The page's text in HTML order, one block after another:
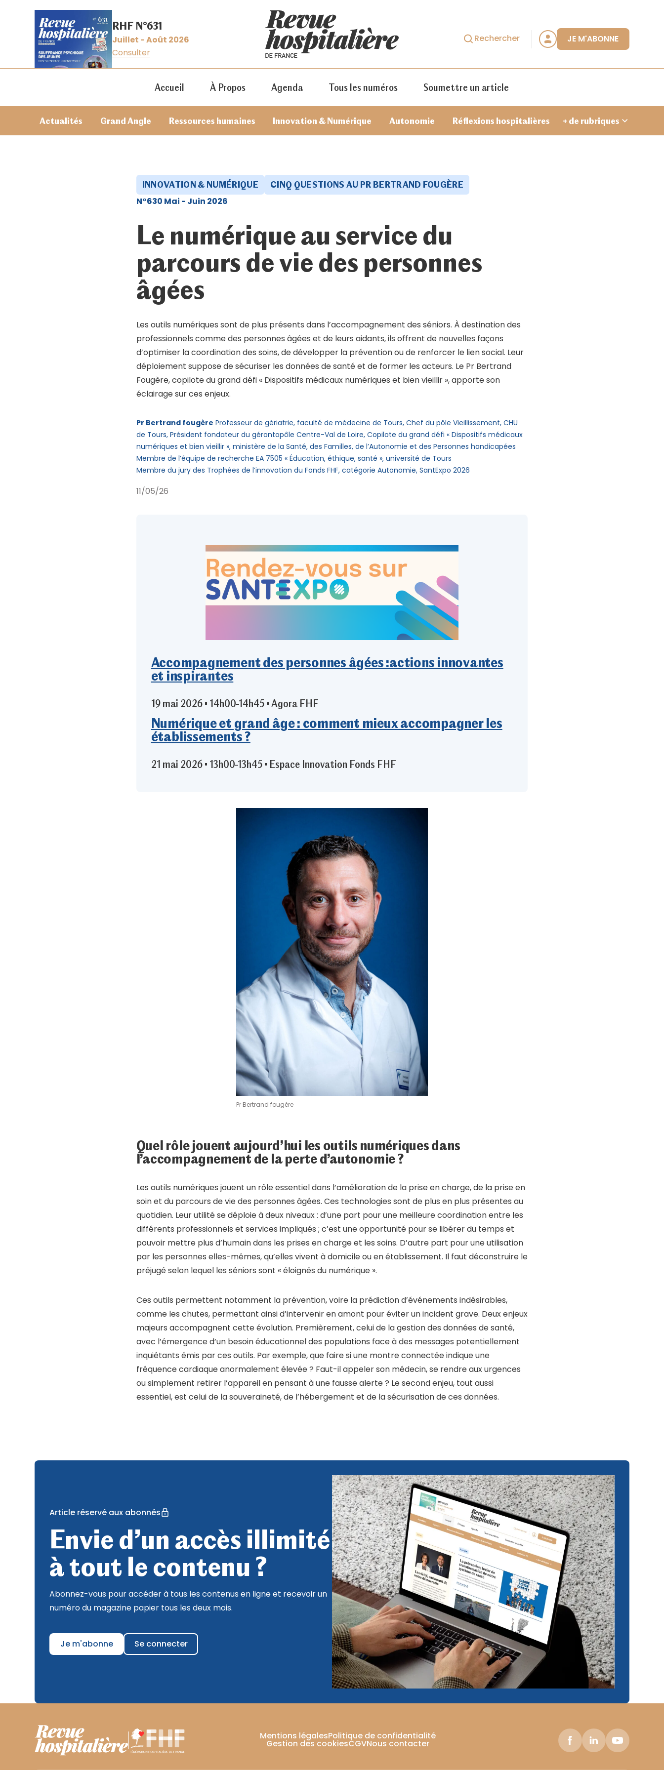
RHF N°631
Juillet - Août 2026
Consulter
Rechercher JE M'ABONNE
Accueil À Propos Agenda Tous les numéros Soumettre un article
Actualités Grand Angle Ressources humaines Innovation & Numérique Autonomie Réflexions hospitalières + de rubriques
Mot de passe oublié ?
INNOVATION & NUMÉRIQUE CINQ QUESTIONS AU PR BERTRAND FOUGÈRE
N°630 Mai - Juin 2026
Le numérique au service du
parcours de vie des personnes
âgées
Les outils numériques sont de plus présents dans l’accompagnement des séniors. À destination des
professionnels comme des personnes âgées et de leurs aidants, ils offrent de nouvelles façons
d’optimiser la coordination des soins, de développer la prévention ou de renforcer le lien social. Leur
déploiement suppose de sécuriser les données de santé et de former les acteurs. Le Pr Bertrand
Fougère, copilote du grand défi « Dispositifs médicaux numériques et bien vieillir », apporte son
éclairage sur ces enjeux.
Pr Bertrand fougère Professeur de gériatrie, faculté de médecine de Tours, Chef du pôle Vieillissement, CHU
de Tours, Président fondateur du gérontopôle Centre-Val de Loire, Copilote du grand défi « Dispositifs médicaux
numériques et bien vieillir », ministère de la Santé, des Familles, de l’Autonomie et des Personnes handicapées
Membre de l’équipe de recherche EA 7505 « Éducation, éthique, santé », université de Tours
Membre du jury des Trophées de l’innovation du Fonds FHF, catégorie Autonomie, SantExpo 2026
11/05/26
Accompagnement des personnes âgées :actions innovantes
et inspirantes
19 mai 2026 • 14h00-14h45 • Agora FHF
Numérique et grand âge : comment mieux accompagner les
établissements ?
21 mai 2026 • 13h00-13h45 • Espace Innovation Fonds FHF
Pr Bertrand fougère
Quel rôle jouent aujourd’hui les outils numériques dans
l’accompagnement de la perte d’autonomie ?
Les outils numériques jouent un rôle essentiel dans l’amélioration de la prise en charge, de la prise en
soin et du parcours de vie des personnes âgées. Ces technologies sont de plus en plus présentes au
quotidien. Leur utilité se déploie à deux niveaux : d’une part pour une meilleure coordination entre les
différents professionnels et services impliqués ; c’est une opportunité pour se libérer du temps et
pouvoir mettre plus d’humain dans les prises en charge et les soins. D’autre part pour une utilisation
par les personnes elles-mêmes, qu’elles vivent à domicile ou en établissement. Il faut déconstruire le
préjugé selon lequel les séniors sont « éloignés du numérique ».
Ces outils permettent notamment la prévention, voire la prédiction d’événements indésirables,
comme les chutes, permettant ainsi d’intervenir en amont pour éviter un incident grave. Deux enjeux
majeurs accompagnent cette évolution. Premièrement, celui de la gestion des données de santé,
avec l’émergence d’un besoin éducationnel des populations face à des messages potentiellement
inquiétants émis par ces outils. Par exemple, que faire si une montre connectée indique une
fréquence cardiaque anormalement élevée ? Faut-il appeler son médecin, se rendre aux urgences
ou simplement retirer l’appareil en pensant à une fausse alerte ? Le second enjeu, tout aussi
essentiel, est celui de la souveraineté, de l’hébergement et de la sécurisation de ces données.
Article réservé aux abonnés
Envie d’un accès illimité
à tout le contenu ?
Abonnez-vous pour accéder à tous les contenus en ligne et recevoir un
numéro du magazine papier tous les deux mois.
Je m'abonne Se connecter
Mentions légalesPolitique de confidentialité
Gestion des cookiesCGVNous contacter